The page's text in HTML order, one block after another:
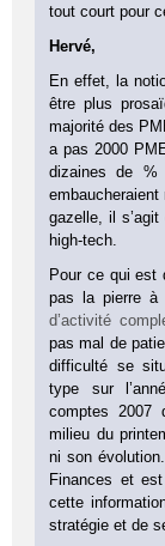
tout court pour
Hervé,
En effet, la
être plus
majorité des
a pas 2000
dizaines de
gazelle, il
high-tech.
Pour ce qui est
pas la pierre à
d’activité
pas mal de
difficulté se
type sur
comptes 2007
milieu du
ni son
Finances et
cette
stratégie et de